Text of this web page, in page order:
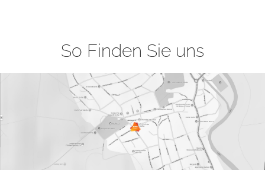
So Finden Sie uns